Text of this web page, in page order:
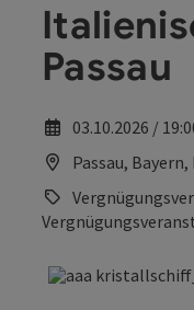
Passau
03.10.2026 /
Passau,